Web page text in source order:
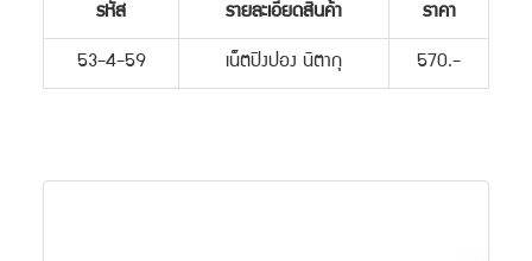
รหัส รายละเอียดสินค้า ราคา
53-4-59 เน็ตปิงปอง นิตากุ 570.-